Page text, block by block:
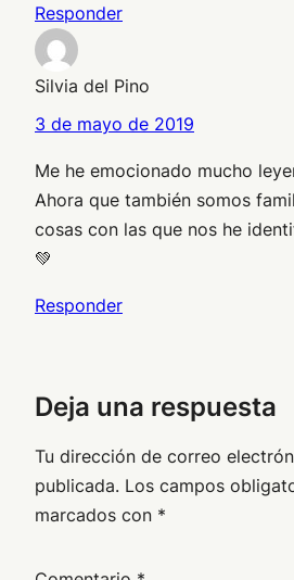
Responder
Silvia del Pino
3 de mayo de 2019
Me he emocionado mucho
Ahora que también somos
cosas con las que nos he
💚
Responder
Deja una respuesta
Tu dirección de correo
publicada. Los campos
marcados con *